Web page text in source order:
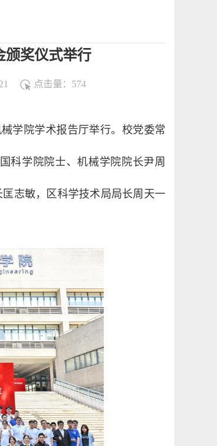
颁奖仪式举行
点击量： 574
学院学术报告厅举行。校党委常
科学院院士、机械学院院长尹周
志敏，区科学技术局局长周天一